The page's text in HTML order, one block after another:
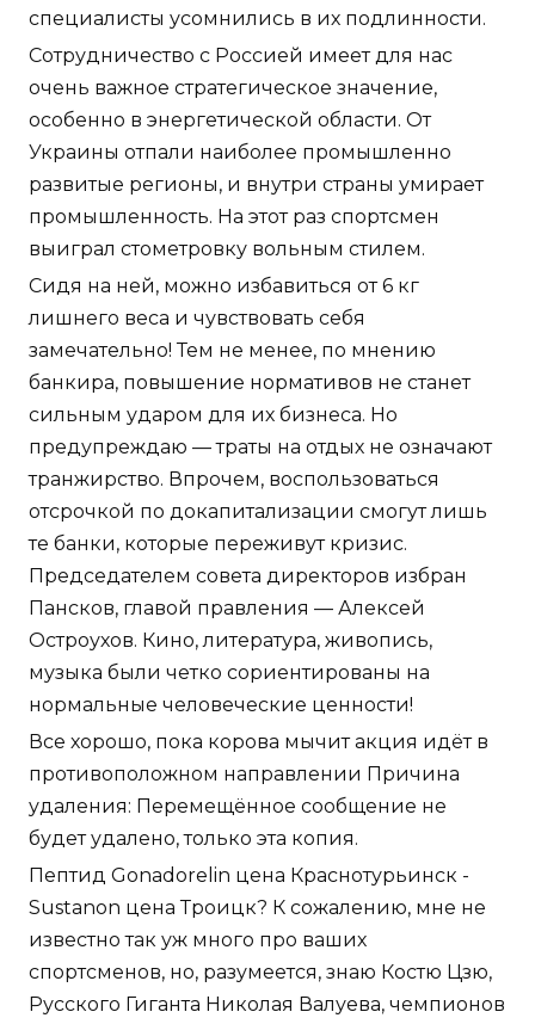
специалисты усомнились в их подлинности.
Сотрудничество с Россией имеет для нас
очень важное стратегическое значение,
особенно в энергетической области. От
Украины отпали наиболее промышленно
развитые регионы, и внутри страны умирает
промышленность. На этот раз спортсмен
выиграл стометровку вольным стилем.
Сидя на ней, можно избавиться от 6 кг
лишнего веса и чувствовать себя
замечательно! Тем не менее, по мнению
банкира, повышение нормативов не станет
сильным ударом для их бизнеса. Но
предупреждаю — траты на отдых не означают
транжирство. Впрочем, воспользоваться
отсрочкой по докапитализации смогут лишь
те банки, которые переживут кризис.
Председателем совета директоров избран
Пансков, главой правления — Алексей
Остроухов. Кино, литература, живопись,
музыка были четко сориентированы на
нормальные человеческие ценности!
Все хорошо, пока корова мычит акция идёт в
противоположном направлении Причина
удаления: Перемещённое сообщение не
будет удалено, только эта копия.
Пептид Gonadorelin цена Краснотурьинск -
Sustanon цена Троицк? К сожалению, мне не
известно так уж много про ваших
спортсменов, но, разумеется, знаю Костю Цзю,
Русского Гиганта Николая Валуева, чемпионов